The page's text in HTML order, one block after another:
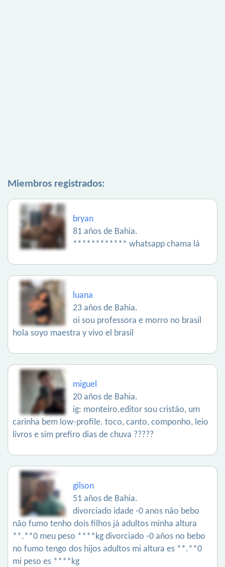
Miembros registrados:
bryan
81 años de Bahia.
************ whatsapp chama lá
luana
23 años de Bahia.
oi sou professora e morro no brasil
hola soyo maestra y vivo el brasil
miguel
20 años de Bahia.
ig: monteiro.editor sou cristão, um
carinha bem low-profile. toco, canto, componho, leio
livros e sim prefiro dias de chuva ?????
gilson
51 años de Bahia.
divorciado idade -0 anos não bebo
não fumo tenho dois filhos já adultos minha altura
**.**0 meu peso ****kg divorciado -0 años no bebo
no fumo tengo dos hijos adultos mi altura es **.**0
mi peso es ****kg